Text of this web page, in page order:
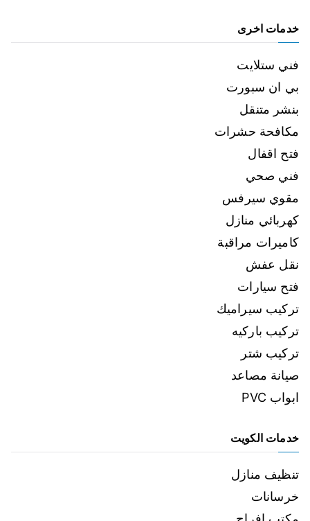
خدمات اخرى
فني ستلايت
بي ان سبورت
بنشر متنقل
مكافحة حشرات
فتح اقفال
فني صحي
مقوي سيرفس
كهربائي منازل
كاميرات مراقبة
نقل عفش
فتح سيارات
تركيب سيراميك
تركيب باركيه
تركيب شتر
صيانة مصاعد
ابواب PVC
خدمات الكويت
تنظيف منازل
خرسانات